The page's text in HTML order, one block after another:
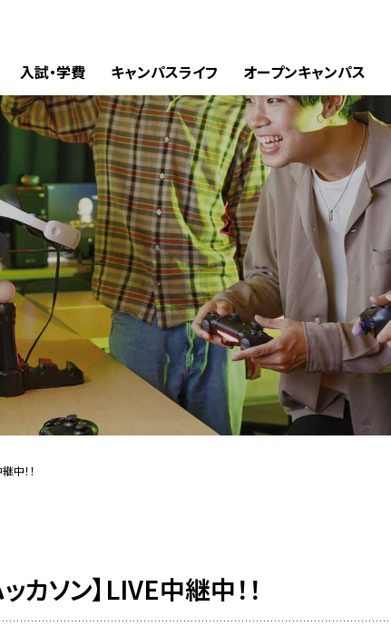
入試・学費 キャンパスライフ オープンキャンパス
中！！
ソン】LIVE中継中！！